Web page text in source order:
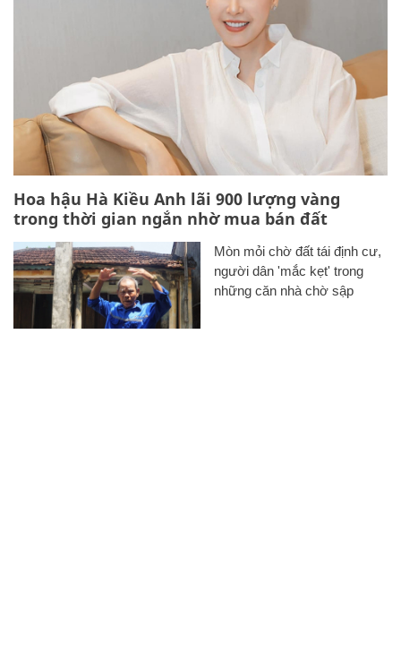
Hoa hậu Hà Kiều Anh lãi 900 lượng vàng
trong thời gian ngắn nhờ mua bán đất
Mòn mỏi chờ đất tái định cư,
người dân 'mắc kẹt' trong
những căn nhà chờ sập